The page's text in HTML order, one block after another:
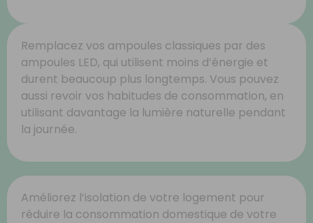
Remplacez vos ampoules classiques par des
ampoules LED, qui utilisent moins d’énergie et
durent beaucoup plus longtemps. Vous pouvez
aussi revoir vos habitudes de consommation, en
utilisant davantage la lumière naturelle pendant
la journée.
Améliorez l’isolation de votre logement pour
réduire la consommation domestique de votre